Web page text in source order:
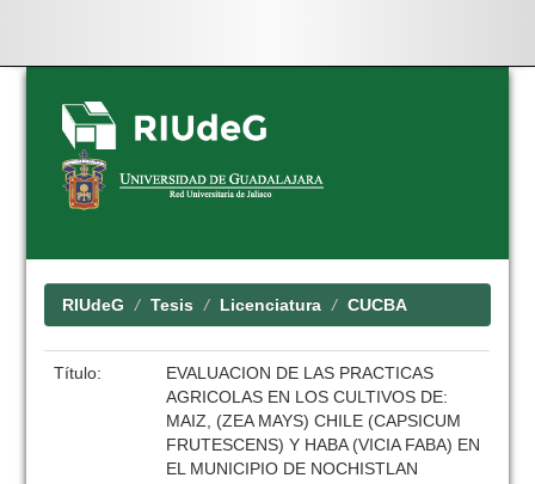
Skip
navigation
RIUdeG Tesis Licenciatura CUCBA
Título:
EVALUACION DE LAS PRACTICAS
AGRICOLAS EN LOS CULTIVOS DE:
MAIZ, (ZEA MAYS) CHILE (CAPSICUM
FRUTESCENS) Y HABA (VICIA FABA) EN
EL MUNICIPIO DE NOCHISTLAN